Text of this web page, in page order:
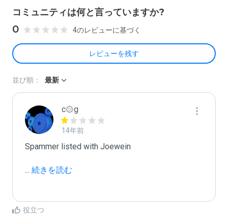
コミュニティは何と言っていますか?
0 4のレビューに基づく
レビューを残す
並び順： 最新
c۞g
14年前
Spammer listed with Joewein
... 続きを読む
役立つ